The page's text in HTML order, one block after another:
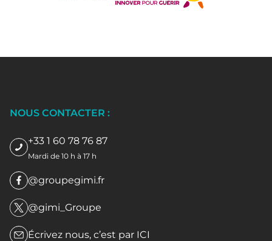
NOUS CONTACTER :
+33 1 60 78 76 87
Mardi de 10 h à 17 h
@groupegimi.fr
@gimi_Groupe
Écrivez nous, c’est par ICI